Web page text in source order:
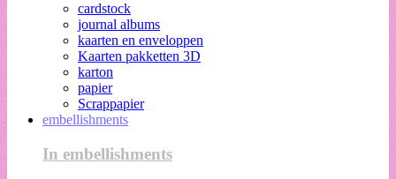
cardstock
journal albums
kaarten en enveloppen
Kaarten pakketten 3D
karton
papier
Scrappapier
embellishments
In embellishments